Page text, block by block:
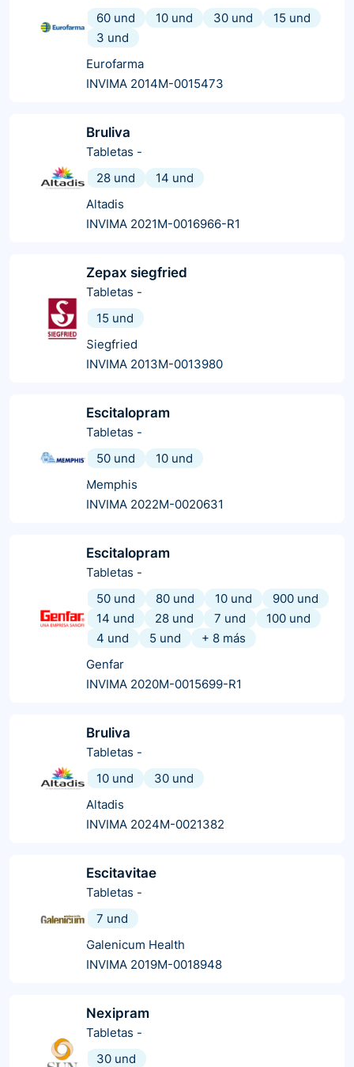
60 und
10 und 30 und
15 und
3 und
Eurofarma
INVIMA 2014M-0015473
Bruliva
Tabletas -
28 und
14 und
Altadis
INVIMA 2021M-0016966-R1
Zepax siegfried
Tabletas -
15 und
Siegfried
INVIMA 2013M-0013980
Escitalopram
Tabletas -
50 und
10 und
Memphis
INVIMA 2022M-0020631
Escitalopram
Tabletas -
50 und
80 und 10 und
900 und
14 und
28 und 7 und
100 und
4 und
5 und + 8 más
Genfar
INVIMA 2020M-0015699-R1
Bruliva
Tabletas -
10 und
30 und
Altadis
INVIMA 2024M-0021382
Escitavitae
Tabletas -
7 und
Galenicum Health
INVIMA 2019M-0018948
Nexipram
Tabletas -
30 und